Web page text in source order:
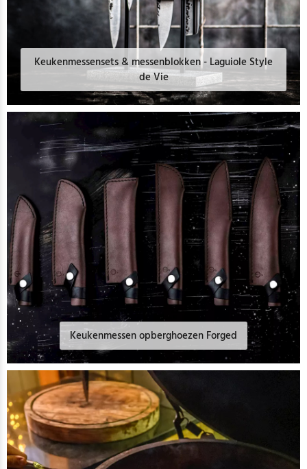
Keukenmessensets & messenblokken - Laguiole Style
de Vie
Keukenmessen opberghoezen Forged